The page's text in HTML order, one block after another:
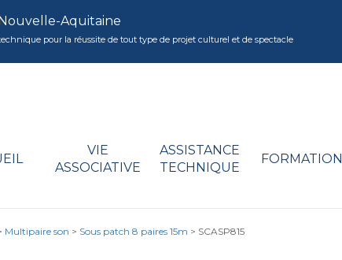
Aquitaine
pour la réussite de tout type de projet culturel et de spectacle
VIE
ASSOCIATIVE
ASSISTANCE
TECHNIQUE
FORMATION
Multipaire son > Sous patch 8 paires 15m > SCASP815